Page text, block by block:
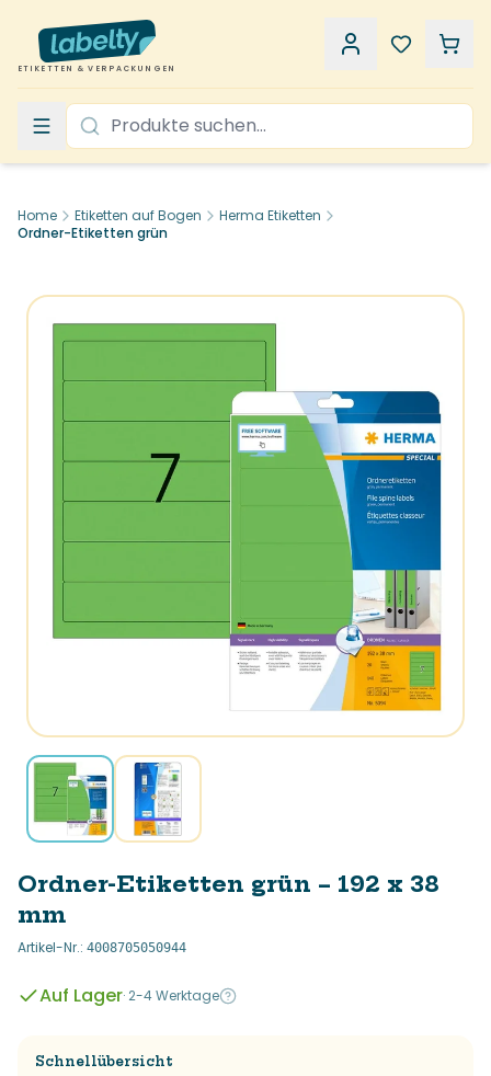
ETIKETTEN & VERPACKUNGEN
Home Etiketten auf Bogen
Herma Etiketten
Ordner-Etiketten grün
Ordner-Etiketten grün – 192 x 38
mm
Artikel-Nr.: 4008705050944
Auf Lager· 2-4 Werktage
Schnellübersicht